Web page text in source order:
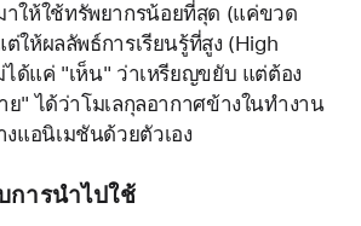
ให้ใช้ทรัพยากรน้อยที่สุด (แค่ขวด
ให้ผลลัพธ์การเรียนรู้ที่สูง (High
ได้แค่ "เห็น" ว่าเหรียญขยับ แต่ต้อง
ย" ได้ว่าโมเลกุลอากาศข้างในทำงาน
งแอนิเมชันด้วยตัวเอง
การนำไปใช้